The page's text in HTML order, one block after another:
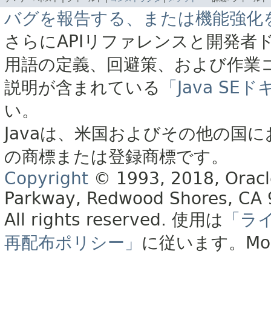
バグを報告する、または機能強化
さらにAPIリファレンスと開発者
用語の定義、回避策、および作
説明が含まれている
「Java SE
い。
Javaは、米国およびその他の国
の商標または登録商標です。
Copyright © 1993, 2018,
Parkway, Redwood Shores, CA
All rights reserved. 使用は 「ラ
再配布ポリシー」 に従います。